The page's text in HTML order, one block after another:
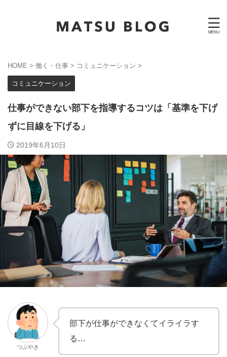
HOME > 働く・仕事 > コミュニケーション >
コミュニケーション
仕事ができない部下を指導するコツは「基準を下げ
ずに目線を下げる」
2019年6月10日
つぶやき
部下が仕事ができなくてイライラす
る…